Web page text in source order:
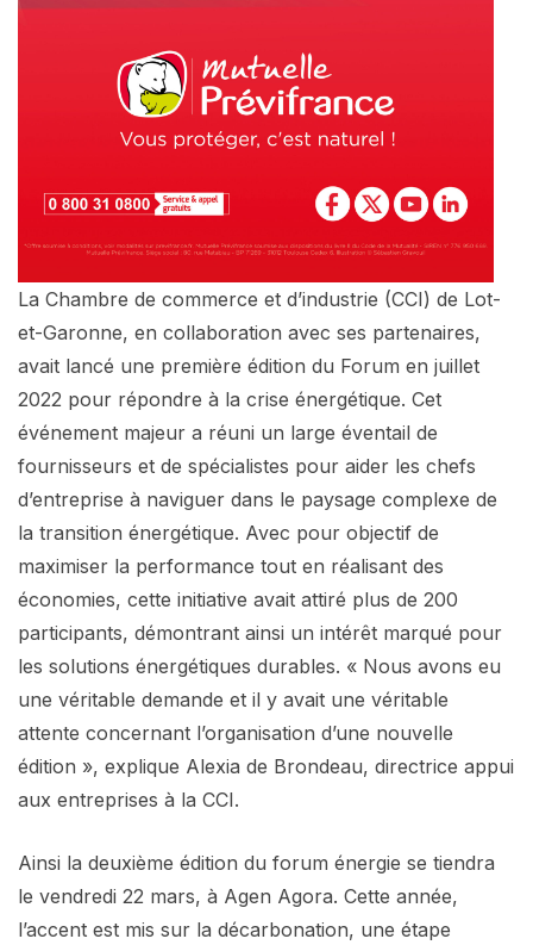
La Chambre de commerce et d’industrie (CCI) de Lot-
et-Garonne, en collaboration avec ses partenaires,
avait lancé une première édition du Forum en juillet
2022 pour répondre à la crise énergétique. Cet
événement majeur a réuni un large éventail de
fournisseurs et de spécialistes pour aider les chefs
d’entreprise à naviguer dans le paysage complexe de
la transition énergétique. Avec pour objectif de
maximiser la performance tout en réalisant des
économies, cette initiative avait attiré plus de 200
participants, démontrant ainsi un intérêt marqué pour
les solutions énergétiques durables. « Nous avons eu
une véritable demande et il y avait une véritable
attente concernant l’organisation d’une nouvelle
édition », explique Alexia de Brondeau, directrice appui
aux entreprises à la CCI.
Ainsi la deuxième édition du forum énergie se tiendra
le vendredi 22 mars, à Agen Agora. Cette année,
l’accent est mis sur la décarbonation, une étape